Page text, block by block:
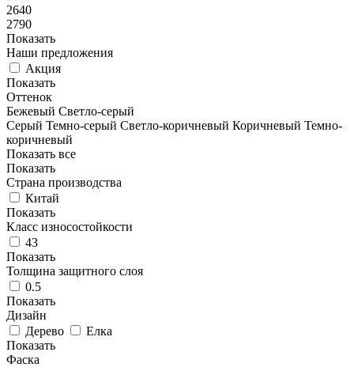
2640
2790
Показать
Наши предложения
Акция
Показать
Оттенок
Бежевый Светло-серый
Серый Темно-серый Светло-коричневый Коричневый Темно-
коричневый
Показать все
Показать
Страна производства
Китай
Показать
Класс износостойкости
43
Показать
Толщина защитного слоя
0.5
Показать
Дизайн
Дерево
Елка
Показать
Фаска